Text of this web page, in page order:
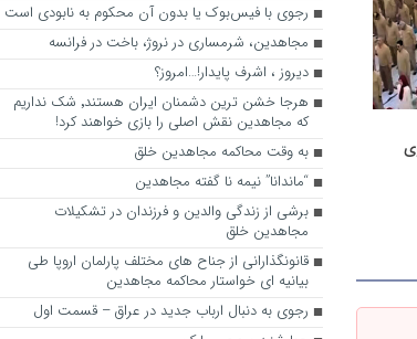
رجوی با فیس‌بوک یا بدون آن محکوم به نابودی است
مجاهدین، شرم‎ساری در نروژ، باخت در فرانسه
ديروز ، اشرف پايدار!…امروز؟
هرجا خشن ترین دشمنان ایران هستند٬ شک نداریم
که مجاهدین نقش اصلی را بازی خواهند کرد!
به وقت محاکمه مجاهدین خلق
“ماندانا” نیمه نا گفته مجاهدین
برشی از زندگی والدین و فرزندان در تشکیلات
مجاهدین خلق
قانونگذارانی از جناح های مختلف پارلمان اروپا طی
بیانیه ای خواستار محاکمه مجاهدین
رجوی به دنبال ارباب جدید در عراق – قسمت اول